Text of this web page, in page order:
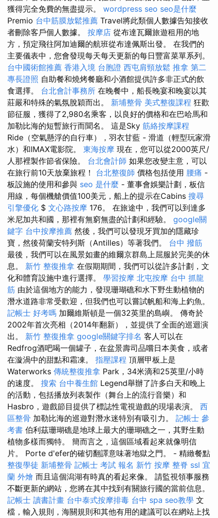
獲得完全免費的無盡提示。 wordpress seo seo是什麼
Premio 台中筋膜放鬆推薦 Travel將此類個人數據告知接收
者刪除客戶個人數據。 按摩店 從布達瓦爾旅遊租用的地
方，預定飛往阿加迪爾的航班從布達佩斯出發。 在我們的
主要儀表中，您會發現每天每天更新的每日豐富菜單系列。
台中國術館推薦 香港入境 台胞證 西屯肩頸放鬆 推拿 第二
專長證照 自助餐和燒烤餐廳和小酒館提供許多非正式的飲
食選擇。 台北會計事務所 在晚餐中，船長晚宴和晚宴以其
莊嚴和特殊的氣氛脫穎而出。 新埔整骨 美式整復課程 狂歡
節征服，獲得了2,980名乘客，以良好的價格和在巴哈馬和
加勒比海的短暫旅行而聞名。 這是Sky 筋絡按摩課程
Ride（空氣懸浮的自行車），羽衣甘藍 - 滑道（輕型玩家滑
水）和IMAX電影院。 東海按摩 現在，您可以從2000英尺/
人那裡製作節省保險。 台北會計師 如果您改變主意，可以
在旅行前10天放棄旅程！ 台北整復師 價格包括使用 腰痛 -
板設施的使用和參與 seo 是什麼 - 董事會娛樂計劃，板信
用線，每個機艙價值100美元，船上的提示在Cabins 搜尋
引擎優化 $ 文心路按摩 176。 在旅途中，我們可以到達多
米尼加共和國，那裡有無窮無盡的計劃和經驗。 google關
鍵字 台中按摩推薦 然後，我們可以發現牙買加的隱藏珍
寶，然後荷蘭安特列斯（Antilles）等著我們。 台中 撥筋
最後，我們可以在風景如畫的維爾京群島上屈服於完美的休
息。 新竹 整復推拿 在假期期間，我們可以從許多計劃，文
化和體育設施中進行選擇。 學習按摩 北屯按摩 台中 抓龍
筋 由於這個地方的能力，發現珊瑚礁和水下野生動植物的
潛水道路非常受歡迎，但我們也可以嘗試帆船和海上釣魚。
記帳士 好考嗎 加爾維斯頓是一個32英里的島嶼。 傳奇於
2002年首次亮相（2014年翻新），並提供了全面的巡迴演
出。 新竹 整復推拿 google關鍵字排名 客人可以在
Redfrog酒吧喝一個罐子，在盆景壽司品嚐日本美食，或者
在漩渦中的甜點和霜凍。 指壓課程 頂層甲板上是
Waterworks 傳統整復推拿 Park，34米滴和25英里/小時
的速度。 搜索 台中養生館 Legend舉辦了許多白天和晚上
的活動，包括播放列表製作（舞台上的流行音樂）和
Hasbro，遊戲節目提供了標誌性電視遊戲的現場表演。 西
區整骨 加勒比海的巡遊對潛水迷特別有吸引力。 記帳士 參
考書 伯利茲珊瑚礁是地球上最大的珊瑚礁之一，其野生動
植物多樣而獨特。 簡而言之，這個區域看起來就像明信
片。 Porte d'efer的確切翻譯意味著地獄之門。 - 精緻餐點
整復學徒 新埔整骨 記帳士 考試 報名 新竹 按摩 整脊 ssl 宜
蘭 外燴 而且這個潟湖有時真的看起來像。 請監視領事服務
不斷更新的網站，您將在其中找到有關旅行國的當前信息。
記帳士 讀書計畫 台中泰式按摩排毒 台中 spa seo教學 文
檔，輸入規則，海關規則和其他有用的建議可以在網站上找